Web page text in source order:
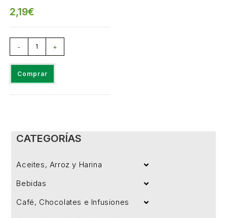
2,19€
- +
Comprar
CATEGORÍAS
Aceites, Arroz y Harina
Bebidas
Café, Chocolates e Infusiones